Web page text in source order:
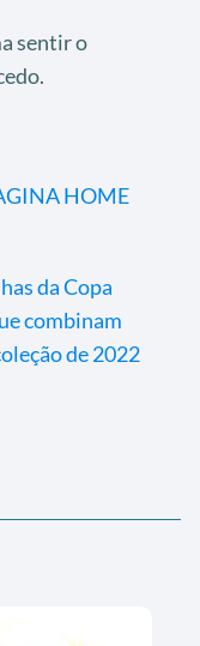
sentir o
da Copa
combinam
de 2022
HOME